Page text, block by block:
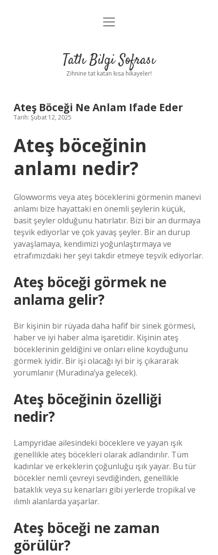
Anasayfa
Yasal Uyarı
menüyü
Tatlı Bilgi Sofrası
Zihnine tat katan kısa hikayeler!
Ateş Böceği Ne Anlam Ifade Eder
Tarih: Şubat 12, 2025
Ateş böceğinin
anlamı nedir?
Glowworms veya ateş böceklerini görmenin manevi
anlamı bize hayattaki en önemli şeylerin küçük,
basit şeyler olduğunu hatırlatır. Bizi bir an durmaya
teşvik ediyorlar ve çok yavaş şeyler. Bir an durup
yavaşlamaya, kendimizi yoğunlaştırmaya ve
etrafımızdaki her şeyi takdir etmeye teşvik ediyorlar.
Ateş böceği görmek ne
anlama gelir?
Bir kişinin bir rüyada daha hafif bir sinek görmesi,
haber ve iyi haber alma işaretidir. Kişinin ateş
böceklerinin geldiğini ve onları eline koyduğunu
görmek iyidir. Bir işi olacağı iyi bir iş çıkararak
yorumlanır (Muradına’ya gelecek).
Ateş böceğinin özelliği
nedir?
Lampyridae ailesindeki böceklere ve yayan ışık
genellikle ateş böcekleri olarak adlandırılır. Tüm
kadınlar ve erkeklerin çoğunluğu ışık yayar. Bu tür
böcekler nemli çevreyi sevdiğinden, genellikle
bataklık veya su kenarları gibi yerlerde tropikal ve
ılımlı alanlarda yaşarlar.
Ateş böceği ne zaman
görülür?